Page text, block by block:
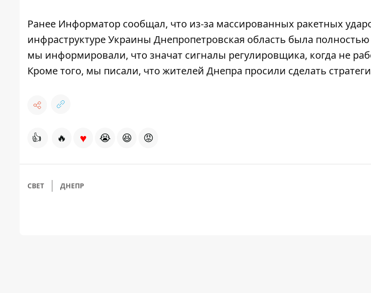
Ранее Информатор сообщал, что из-за массированных ракетных
инфраструктуре Украины Днепропетровская область была полностью
мы информировали, что значат сигналы регулировщика, когда не
Кроме того, мы писали, что жителей Днепра просили сделать
👍 🔥 ♥ 😭 😆 😡
СВЕТ ДНЕПР